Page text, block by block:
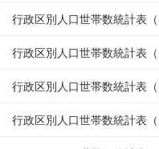
行政区別人口世帯数統計表
行政区別人口世帯数統計表
行政区別人口世帯数統計表
行政区別人口世帯数統計表